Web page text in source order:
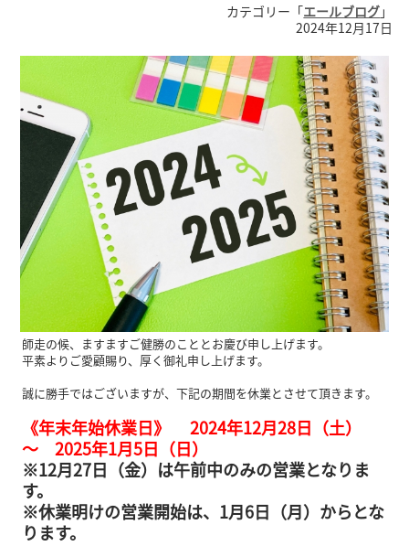
カテゴリー「エールブログ」
2024年12月17日
師走の候、ますますご健勝のこととお慶び申し上げます。
平素よりご愛顧賜り、厚く御礼申し上げます。
誠に勝手ではございますが、下記の期間を休業とさせて頂きます。
《年末年始休業日》 2024年12月28日（土）
～ 2025年1月5日（日）
※12月27日（金）は午前中のみの営業となりま
す。
※休業明けの営業開始は、1月6日（月）からとな
ります。